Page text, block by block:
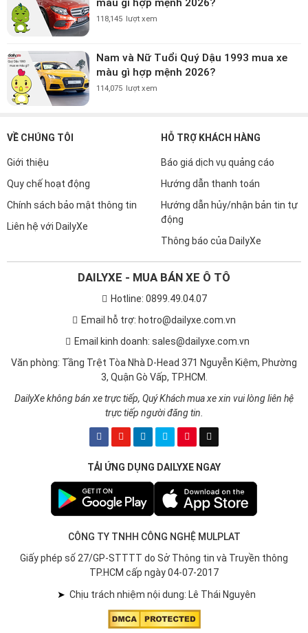
màu gì hợp mệnh 2026?
118,145 lượt xem
Nam và Nữ Tuổi Quý Dậu 1993 mua xe
màu gì hợp mệnh 2026?
114,075 lượt xem
VỀ CHÚNG TÔI
Giới thiệu
Quy chế hoạt động
Chính sách bảo mật thông tin
Liên hệ với DailyXe
HỖ TRỢ KHÁCH HÀNG
Báo giá dịch vụ quảng cáo
Hướng dẫn thanh toán
Hướng dẫn hủy/nhận bản tin tự
động
Thông báo của DailyXe
DAILYXE - MUA BÁN XE Ô TÔ
Hotline: 0899.49.04.07
Email hỗ trợ: hotro@dailyxe.com.vn
Email kinh doanh: sales@dailyxe.com.vn
Văn phòng: Tầng Trệt Tòa Nhà D-Head 371 Nguyễn Kiệm, Phường
3, Quận Gò Vấp, TP.HCM.
DailyXe không bán xe trực tiếp, Quý Khách mua xe xin vui lòng liên hệ
trực tiếp người đăng tin.
TẢI ỨNG DỤNG DAILYXE NGAY
CÔNG TY TNHH CÔNG NGHỆ MULPLAT
Giấy phép số 27/GP-STTTT do Sở Thông tin và Truyền thông
TP.HCM cấp ngày 04-07-2017
➤ Chịu trách nhiệm nội dung: Lê Thái Nguyên